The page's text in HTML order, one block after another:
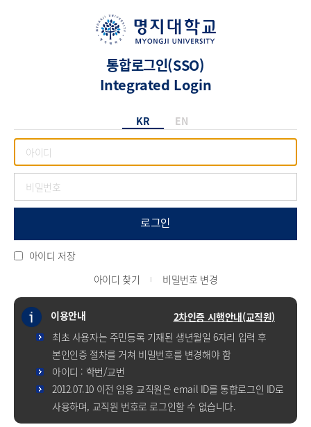
통합로그인(SSO)
Integrated Login
KR EN
로그인
아이디 저장
아이디 찾기
비밀번호 변경
이용안내
2차인증 시행안내(교직원)
최초 사용자는 주민등록 기재된 생년월일 6자리 입력 후
본인인증 절차를 거쳐 비밀번호를 변경해야 함
아이디 : 학번/교번
2012.07.10 이전 임용 교직원은 email ID를 통합로그인 ID로
사용하며, 교직원 번호로 로그인할 수 없습니다.